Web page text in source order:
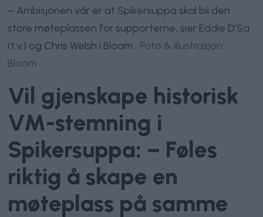
– Ambisjonen vår er at Spikersuppa skal bli den
store møteplassen for supporterne, sier Eddie D’Sa
(t.v.) og Chris Welsh i Bloom.
Foto & illustrasjon:
Bloom
Vil gjenskape historisk
VM-stemning i
Spikersuppa: – Føles
riktig å skape en
møteplass på samme